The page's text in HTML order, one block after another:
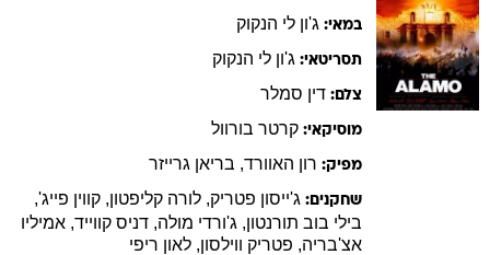
במאי: ג'ון לי הנקוק
תסריטאי: ג'ון לי הנקוק
צלם: דין סמלר
מוסיקאי: קרטר בורוול
מפיק: רון האוורד, בריאן גרייזר
שחקנים: ג'ייסון פטריק, לורה קליפטון, קווין פייג',
בילי בוב תורנטון, ג'ורדי מולה, דניס קווייד, אמיליו
אצ'בריה, פטריק ווילסון, לאון ריפי